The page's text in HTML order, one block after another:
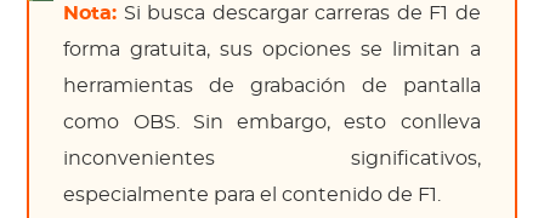
Nota: Si busca descargar carreras de F1 de
forma gratuita, sus opciones se limitan a
herramientas de grabación de pantalla
como OBS. Sin embargo, esto conlleva
inconvenientes significativos,
especialmente para el contenido de F1.